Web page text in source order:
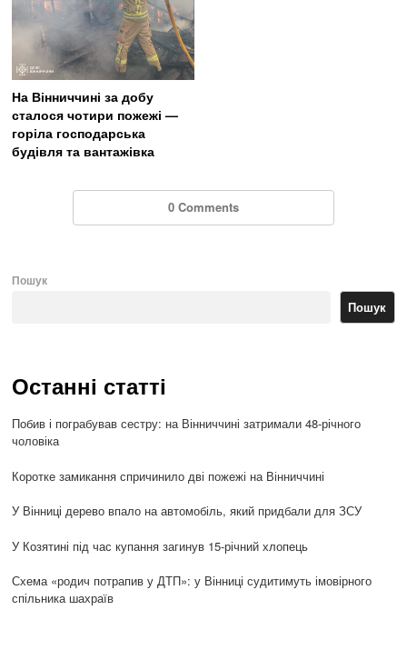
На Вінниччині за добу
сталося чотири пожежі —
горіла господарська
будівля та вантажівка
0 Comments
Пошук
Пошук
Останні статті
Побив і пограбував сестру: на Вінниччині затримали 48-річного
чоловіка
Коротке замикання спричинило дві пожежі на Вінниччині
У Вінниці дерево впало на автомобіль, який придбали для ЗСУ
У Козятині під час купання загинув 15-річний хлопець
Схема «родич потрапив у ДТП»: у Вінниці судитимуть імовірного
спільника шахраїв